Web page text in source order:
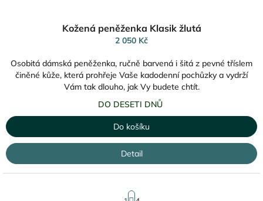
Kožená peněženka Klasik žlutá
2 050 Kč
Osobitá dámská peněženka, ručně barvená i šitá z pevné tříslem
činěné kůže, která prohřeje Vaše kadodenní pochůzky a vydrží
Vám tak dlouho, jak Vy budete chtít.
DO DESETI DNŮ
Do košíku
Detail
S